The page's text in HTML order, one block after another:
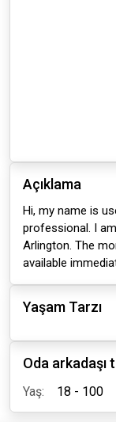
Açıklama
Hi, my name is
professional. I
Arlington. The
available
Yaşam Tarzı
Oda arkadaşı
Yaş: 18 - 100